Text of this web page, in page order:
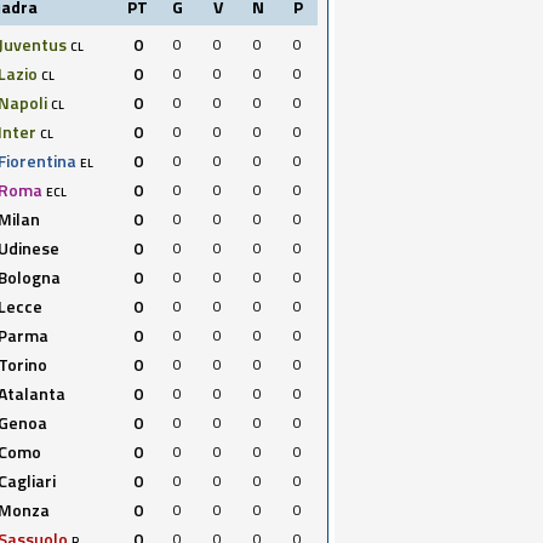
PT G V N P
Juventus CL 0 0 0 0
0
Lazio CL 0 0 0 0
0
Napoli CL 0 0 0 0
0
Inter CL 0 0 0 0
0
Fiorentina EL 0 0 0 0
0
Roma ECL 0 0 0 0
0
Milan 0 0 0 0
0
Udinese 0 0 0 0
0
Bologna 0 0 0 0
0
Lecce 0 0 0 0
0
Parma 0 0 0 0
0
Torino 0 0 0 0
0
0 0 0 0
0
Genoa 0 0 0 0
0
Como 0 0 0 0
0
Cagliari 0 0 0 0
0
Monza 0 0 0 0
0